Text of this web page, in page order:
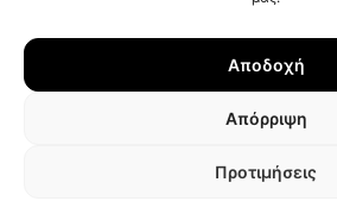
Αποδοχή
Απόρριψη
Προτιμήσεις
Όροι Χρήσης
Πολιτική Cookies
© ΑΡΗΣ Α.Σ. All rights reserved.